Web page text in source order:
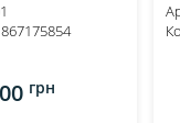
грн